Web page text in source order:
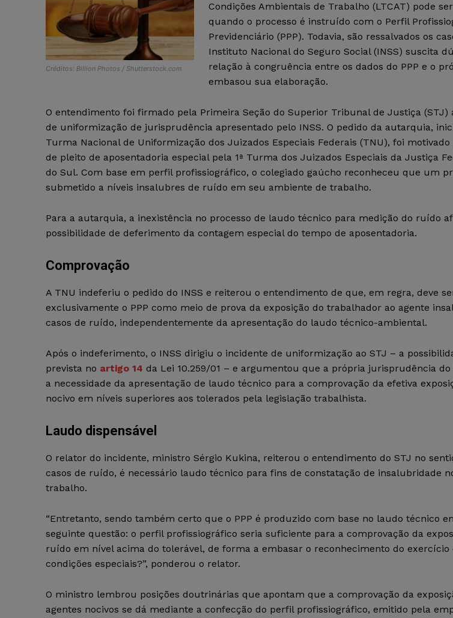
Créditos: Billion Photos / Shutterstock.com
Condições Ambientais de Trabalho (LTCAT) pode
quando o processo é instruído com o Perfil
Previdenciário (PPP). Todavia, são ressalvados os
Instituto Nacional do Seguro Social (INSS) suscita
relação à congruência entre os dados do PPP e o
embasou sua elaboração.
O entendimento foi firmado pela Primeira Seção do Superior Tribunal de Justiça (STJ)
de uniformização de jurisprudência apresentado pelo INSS. O pedido da autarquia,
Turma Nacional de Uniformização dos Juizados Especiais Federais (TNU), foi
de pleito de aposentadoria especial pela 1ª Turma dos Juizados Especiais da Justiça
do Sul. Com base em perfil profissiográfico, o colegiado gaúcho reconheceu que um
submetido a níveis insalubres de ruído em seu ambiente de trabalho.
Para a autarquia, a inexistência no processo de laudo técnico para medição do ruído
possibilidade de deferimento da contagem especial do tempo de aposentadoria.
Comprovação
A TNU indeferiu o pedido do INSS e reiterou o entendimento de que, em regra, deve
exclusivamente o PPP como meio de prova da exposição do trabalhador ao agente
casos de ruído, independentemente da apresentação do laudo técnico-ambiental.
Após o indeferimento, o INSS dirigiu o incidente de uniformização ao STJ – a
prevista no artigo 14 da Lei 10.259/01 – e argumentou que a própria jurisprudência
a necessidade da apresentação de laudo técnico para a comprovação da efetiva
nocivo em níveis superiores aos tolerados pela legislação trabalhista.
Laudo dispensável
O relator do incidente, ministro Sérgio Kukina, reiterou o entendimento do STJ no
casos de ruído, é necessário laudo técnico para fins de constatação de insalubridade
trabalho.
“Entretanto, sendo também certo que o PPP é produzido com base no laudo técnico
seguinte questão: o perfil profissiográfico seria suficiente para a comprovação da
ruído em nível acima do tolerável, de forma a embasar o reconhecimento do exercício
condições especiais?”, ponderou o relator.
O ministro lembrou posições doutrinárias que apontam que a comprovação da
agentes nocivos se dá mediante a confecção do perfil profissiográfico, emitido pela